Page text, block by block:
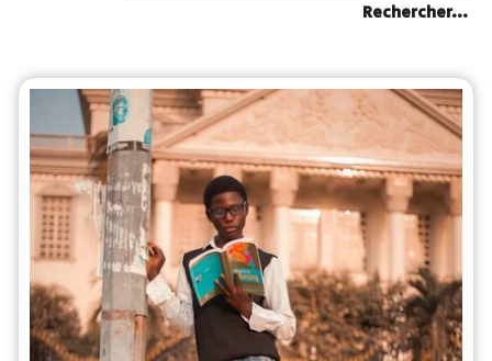
Rechercher...